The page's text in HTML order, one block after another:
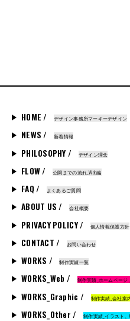
HOME / デザイン事務所マーキーデザイン
NEWS / 新着情報
PHILOSOPHY / デザイン理念
FLOW / 公開までの流れ_Web編
FAQ / よくあるご質問
ABOUT US / 会社概要
PRIVACY POLICY / 個人情報保護方針
CONTACT / お問い合わせ
WORKS / 制作実績一覧
WORKS_Web / 制作実績_ホームページ
WORKS_Graphic / 制作実績_会社案
WORKS_Other / 制作実績_イラスト、